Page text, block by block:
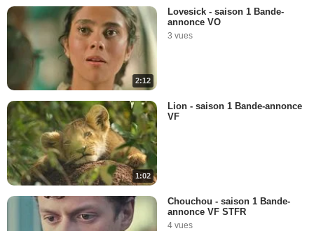
2:12
Lovesick - saison 1 Bande-
annonce VO
3 vues
1:02
Lion - saison 1 Bande-annonce
VF
Chouchou - saison 1 Bande-
annonce VF STFR
4 vues